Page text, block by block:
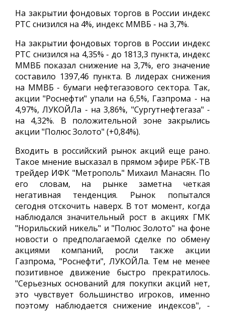
На закрытии фондовых торгов в России индекс
РТС снизился на 4%, индекс ММВБ - на 3,7%.
На закрытии фондовых торгов в России индекс
РТС снизился на 4,35% - до 1813,3 пункта, индекс
ММВБ показал снижение на 3,7%, его значение
составило 1397,46 пункта. В лидерах снижения
на ММВБ - бумаги нефтегазового сектора. Так,
акции "Роснефти" упали на 6,5%, Газпрома - на
4,97%, ЛУКОЙЛа - на 3,86%, "Сургутнефтегаза" -
на 4,32%. В положительной зоне закрылись
акции "Полюс Золото" (+0,84%).
Входить в российский рынок акций еще рано.
Такое мнение высказал в прямом эфире РБК-ТВ
трейдер ИФК "Метрополь" Михаил Манасян. По
его словам, на рынке заметна четкая
негативная тенденция. Рынок попытался
сегодня отскочить наверх. В тот момент, когда
наблюдался значительный рост в акциях ГМК
"Норильский никель" и "Полюс Золото" на фоне
новости о предполагаемой сделке по обмену
акциями компаний, росли также акции
Газпрома, "Роснефти", ЛУКОЙЛа. Тем не менее
позитивное движение быстро прекратилось.
"Серьезных оснований для покупки акций нет,
это чувствует большинство игроков, именно
поэтому наблюдается снижение индексов", -